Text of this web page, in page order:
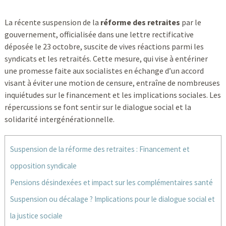
La récente suspension de la réforme des retraites par le
gouvernement, officialisée dans une lettre rectificative
déposée le 23 octobre, suscite de vives réactions parmi les
syndicats et les retraités. Cette mesure, qui vise à entériner
une promesse faite aux socialistes en échange d’un accord
visant à éviter une motion de censure, entraîne de nombreuses
inquiétudes sur le financement et les implications sociales. Les
répercussions se font sentir sur le dialogue social et la
solidarité intergénérationnelle.
Suspension de la réforme des retraites : Financement et
opposition syndicale
Pensions désindexées et impact sur les complémentaires santé
Suspension ou décalage ? Implications pour le dialogue social et
la justice sociale